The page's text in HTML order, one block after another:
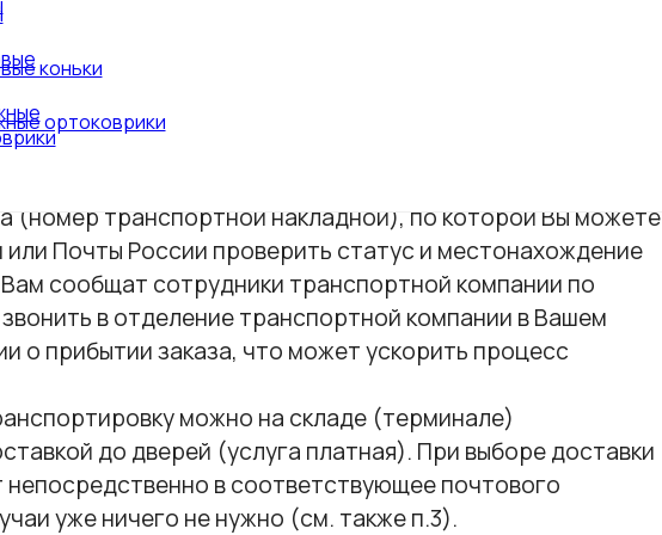
коньки
ортоковрики
после чего отправят соответствующее письмо с
на данный момент 2 раза в неделю: среда,
средств за день до отгрузки (день в день отгрузки
сообщат Вам все необходимые данные для
(номер транспортной накладной), по которой Вы можете
Почты России проверить статус и местонахождение
сообщат сотрудники транспортной компании по
в отделение транспортной компании в Вашем
о прибытии заказа, что может ускорить процесс
можно на складе (терминале)
до дверей (услуга платная). При выборе доставки
непосредственно в соответствующее почтового
уже ничего не нужно (см. также п.3).